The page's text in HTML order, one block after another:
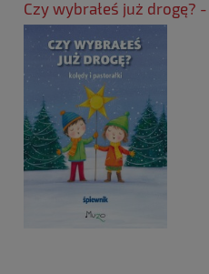
Czy wybrałeś już drogę?